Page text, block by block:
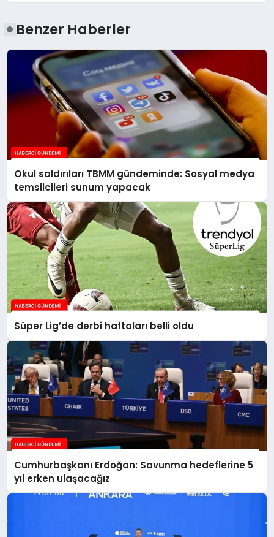
Benzer Haberler
Okul saldırıları TBMM gündeminde: Sosyal medya
temsilcileri sunum yapacak
Süper Lig’de derbi haftaları belli oldu
Cumhurbaşkanı Erdoğan: Savunma hedeflerine 5
yıl erken ulaşacağız